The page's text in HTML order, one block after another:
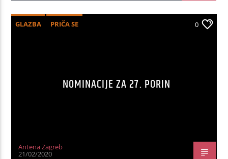
GLAZBA PRIČA SE 0
NOMINACIJE ZA 27. PORIN
Antena Zagreb
21/02/2020